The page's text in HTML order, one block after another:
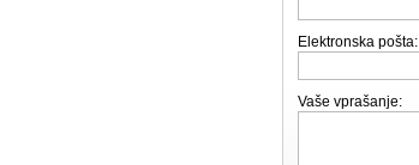
Elektronska pošta:
Vaše vprašanje: